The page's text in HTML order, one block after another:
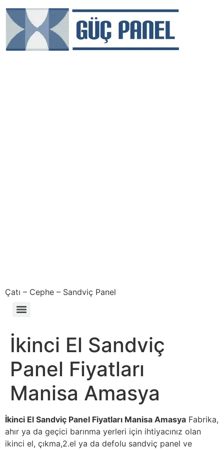
Çatı – Cephe – Sandviç Panel
İkinci El Sandviç
Panel Fiyatları
Manisa Amasya
İkinci El Sandviç Panel Fiyatları Manisa Amasya Fabrika,
ahır ya da geçici barınma yerleri için ihtiyacınız olan
ikinci el, çıkma,2.el ya da defolu sandviç panel ve